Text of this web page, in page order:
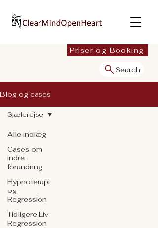
Search
Priser og Booking
Blog og cases
Alle indlæg
Cases om
indre
forandring.
Hypnoterapi
og
Regression
Tidligere Liv
Regression
Sjælerejse